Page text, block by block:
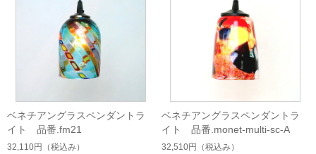
ベネチアングラスペンダントラ
イト 品番.fm21
32,110円 （税込み）
ベネチアングラスペンダントラ
イト 品番.monet-multi-sc-A
32,510円 （税込み）